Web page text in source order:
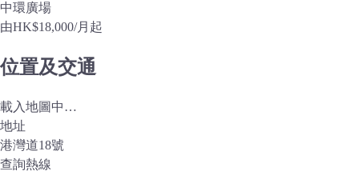
中環廣場
由HK$18,000/月起
位置及交通
載入地圖中…
地址
港灣道18號
查詢熱線